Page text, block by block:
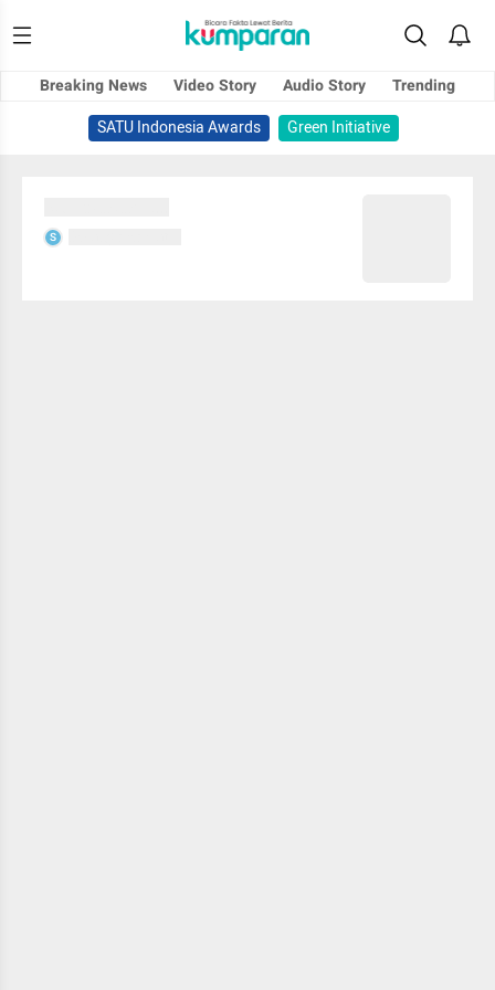
Breaking News Video Story Audio Story
Trending
SATU Indonesia Awards
Green Initiative
S